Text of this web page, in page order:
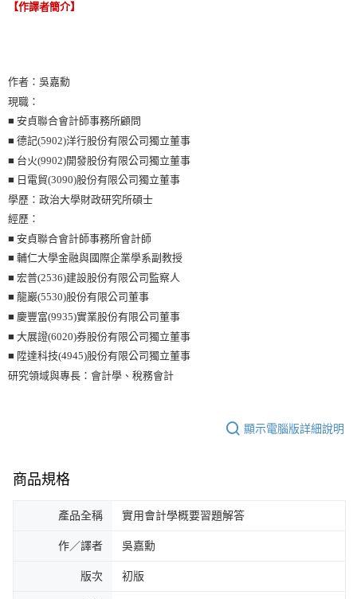
【作譯者簡介】
作者：吳嘉勳
現職：
■ 安貞聯合會計師事務所顧問
■ 德記(5902)洋行股份有限公司獨立董事
■ 台火(9902)開發股份有限公司獨立董事
■ 日電貿(3090)股份有限公司獨立董事
學歷：政治大學財政研究所碩士
經歷：
■ 安貞聯合會計師事務所會計師
■ 輔仁大學金融與國際企業學系副教授
■ 宏普(2536)建設股份有限公司監察人
■ 龍巖(5530)股份有限公司董事
■ 慶豐富(9935)實業股份有限公司董事
■ 大展證(6020)券股份有限公司獨立董事
■ 陞達科技(4945)股份有限公司獨立董事
研究領域與專長：會計學、稅務會計
顯示電腦版詳細說明
商品規格
產品全稱 實用會計學概要習題解答
作／譯者 吳嘉勳
版次 初版